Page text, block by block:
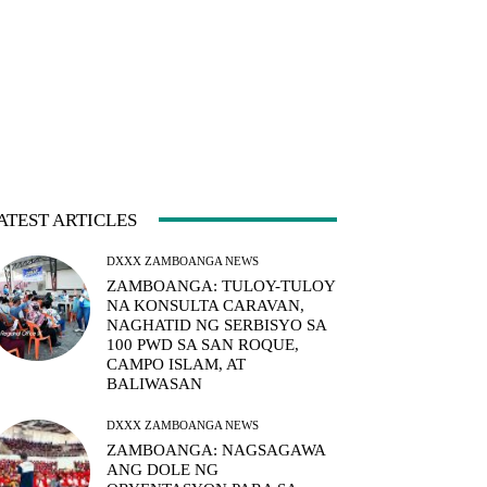
ARTICLES
DXXX ZAMBOANGA NEWS
ZAMBOANGA: TULOY-TULOY
NA KONSULTA CARAVAN,
NAGHATID NG SERBISYO SA
100 PWD SA SAN ROQUE,
CAMPO ISLAM, AT
BALIWASAN
DXXX ZAMBOANGA NEWS
ZAMBOANGA: NAGSAGAWA
ANG DOLE NG